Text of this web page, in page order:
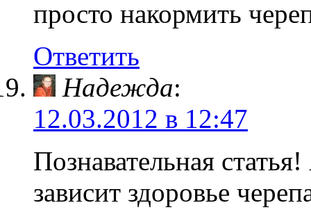
просто накормить
Ответить
Надежда:
12.03.2012 в 12:47
Познавательная
зависит здоровье